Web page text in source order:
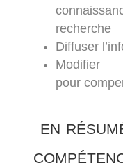
recherche
Diffuser
pour
en